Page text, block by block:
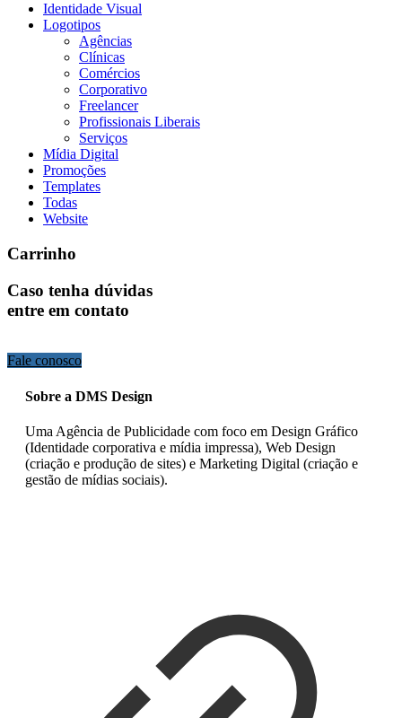
Identidade Visual
Logotipos
Agências
Clínicas
Comércios
Corporativo
Freelancer
Profissionais Liberais
Serviços
Mídia Digital
Promoções
Templates
Todas
Website
Carrinho
Caso tenha dúvidas
entre em contato
Fale conosco
Sobre a DMS Design
Uma Agência de Publicidade com foco em Design Gráfico
(Identidade corporativa e mídia impressa), Web Design
(criação e produção de sites) e Marketing Digital (criação e
gestão de mídias sociais).